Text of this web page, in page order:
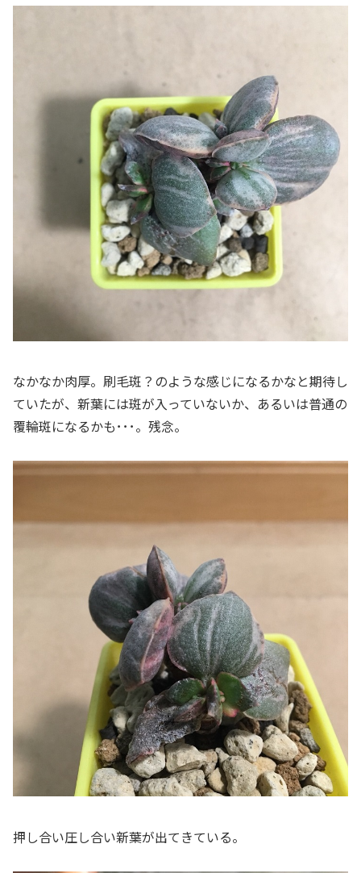
なかなか肉厚。刷毛斑？のような感じになるかなと期待し
ていたが、新葉には斑が入っていないか、あるいは普通の
覆輪斑になるかも･･･。残念。
押し合い圧し合い新葉が出てきている。